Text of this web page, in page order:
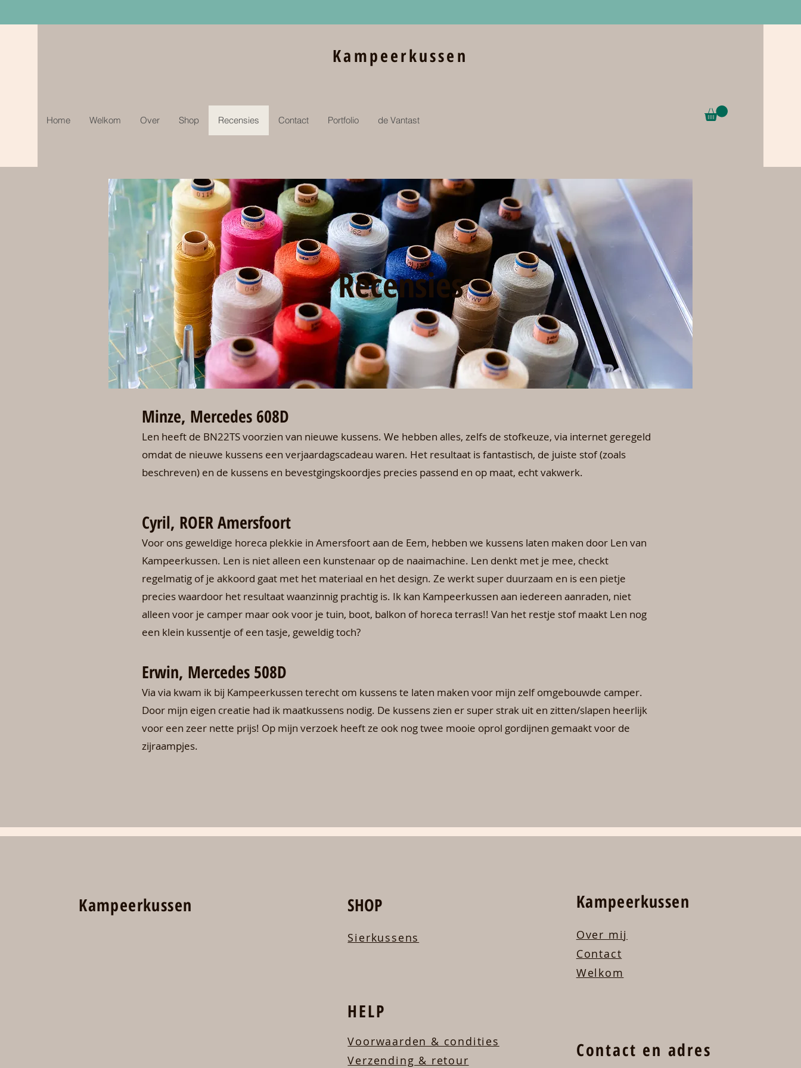
Home Welkom Over Shop Recensies Contact Portfolio de Vantast
Kampeerkussen
Recensies
Minze, Mercedes 608D
Len heeft de BN22TS voorzien van nieuwe kussens. We hebben alles, zelfs de stofkeuze, via internet geregeld
omdat de nieuwe kussens een verjaardagscadeau waren. Het resultaat is fantastisch, de juiste stof (zoals
beschreven) en de kussens en bevestgingskoordjes precies passend en op maat, echt vakwerk.
Cyril, ROER Amersfoort
Voor ons geweldige horeca plekkie in Amersfoort aan de Eem, hebben we kussens laten maken door Len van
Kampeerkussen. Len is niet alleen een kunstenaar op de naaimachine. Len denkt met je mee, checkt
regelmatig of je akkoord gaat met het materiaal en het design. Ze werkt super duurzaam en is een pietje
precies waardoor het resultaat waanzinnig prachtig is. Ik kan Kampeerkussen aan iedereen aanraden, niet
alleen voor je camper maar ook voor je tuin, boot, balkon of horeca terras!! Van het restje stof maakt Len nog
een klein kussentje of een tasje, geweldig toch?
Erwin, Mercedes 508D
Via via kwam ik bij Kampeerkussen terecht om kussens te laten maken voor mijn zelf omgebouwde camper.
Door mijn eigen creatie had ik maatkussens nodig. De kussens zien er super strak uit en zitten/slapen heerlijk
voor een zeer nette prijs! Op mijn verzoek heeft ze ook nog twee mooie oprol gordijnen gemaakt voor de
zijraampjes.
Kampeerkussen SHOP
Sierkussens
HELP
Voorwaarden & condities
Verzending & retour
Kampeerkussen
Over mij
Contact
Welkom
Contact en adres